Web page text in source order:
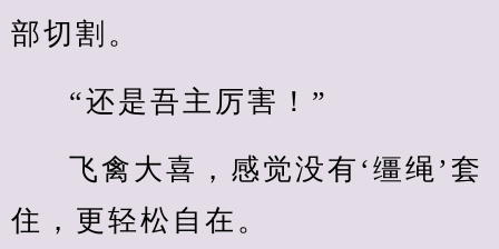
部切割。
“还是吾主厉害！”
飞禽大喜，感觉没有‘缰绳’套
住，更轻松自在。